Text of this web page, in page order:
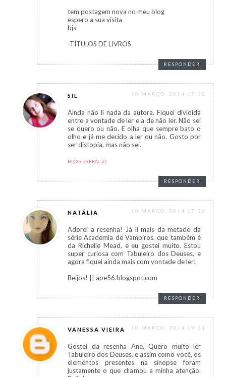
tem postagem nova no meu blog
espero a sua visita
bjs
-TÍTULOS DE LIVROS
RESPONDER
SIL 10 MARÇO, 2014 17:08
Ainda não li nada da autora. Fiquei dividida
entre a vontade de ler e a de não ler. Não sei
se quero ou não. E olha que sempre bato o
olho e já me decido a ler ou não. Gosto por
ser distopia, mas não sei.
BLOG PREFÁCIO
RESPONDER
NATÁLIA 10 MARÇO, 2014 17:36
Adorei a resenha! Já li mais da metade da
série Academia de Vampiros, que também é
da Richelle Mead, e eu gostei muito. Estou
super curiosa com Tabuleiro dos Deuses, e
agora fiquei ainda mais com vontade de ler!
Beijos! || ape56.blogspot.com
RESPONDER
VANESSA VIEIRA 10 MARÇO, 2014 19:31
Gostei da resenha Ane. Quero muito ler
Tabuleiro dos Deuses, e assim como você, os
elementos presentes na sinopse foram
justamente o que chamou a minha atenção.